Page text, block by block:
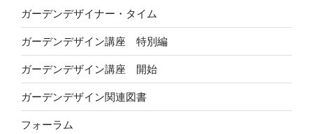
ガーデンデザイナー・タイム
ガーデンデザイン講座 特別編
ガーデンデザイン講座 開始
ガーデンデザイン関連図書
フォーラム